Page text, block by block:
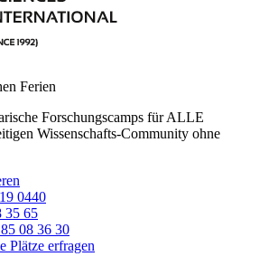
Ferien
Forschungscamps für ALLE
Wissenschafts-Community ohne
0440
35 65
08 36 30
Plätze erfragen